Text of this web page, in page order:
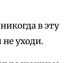
в эту
уходи.